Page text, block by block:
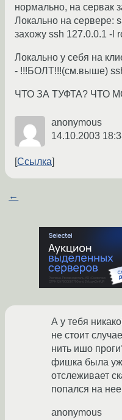
нормально, на сервак
Локально на сервере:
захожу ssh 127.0.0.1 -l
Локально у себя на
- !!!БОЛТ!!!(см.выше)
ЧТО ЗА ТУФТА? ЧТО
anonymous
14.10.2003
Ссылка
←
А у тебя
не стоит
нить ишо
фишка была
отслеживает
попался на
anonymous